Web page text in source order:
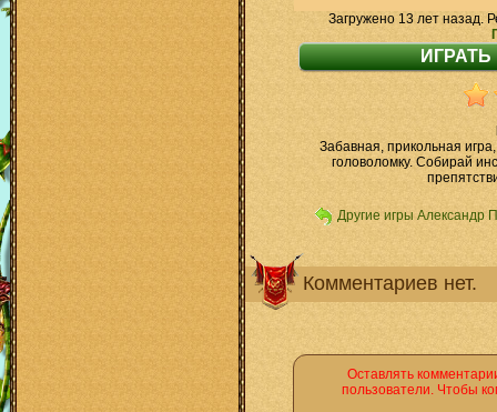
Загружено 13 лет назад.
Забавная, прикольная
головоломку. Собирай
Другие игры Александр
Комментариев нет.
Оставлять
пользователи. Чтобы